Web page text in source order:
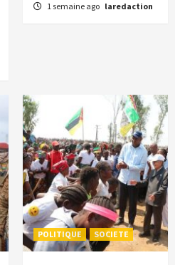
1 semaine ago laredaction
POLITIQUE SOCIETE